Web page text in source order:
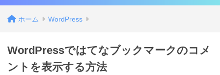
ホーム WordPress
WordPressではてなブックマークのコメ
ントを表示する方法